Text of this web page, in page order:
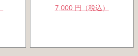
7,000 円（税込）